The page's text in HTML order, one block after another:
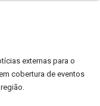
externas para o
cobertura de eventos